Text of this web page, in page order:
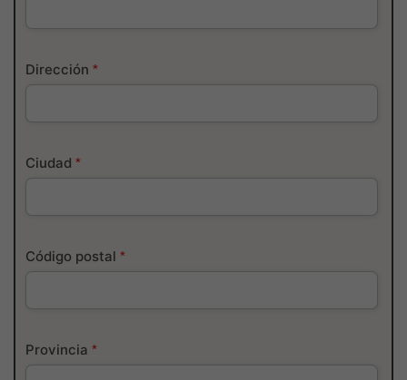
Dirección *
Ciudad *
Código postal *
Provincia *